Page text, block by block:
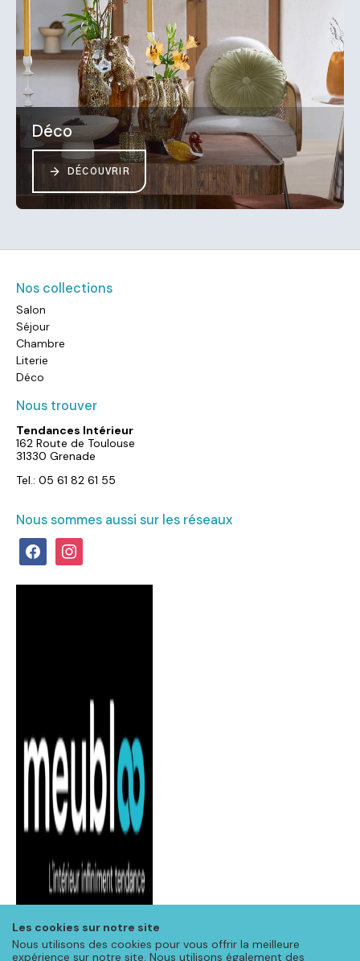
Les cookies sur notre site
Nous utilisons des cookies pour vous offrir la meilleure
expérience sur notre site. Nous utilisons également des
Déco
DÉCOUVRIR
Nos collections
Salon
Séjour
Chambre
Literie
Déco
Nous trouver
Tendances Intérieur
162 Route de Toulouse
31330 Grenade
Tel.: 05 61 82 61 55
Nous sommes aussi sur les réseaux
facebookinstagram